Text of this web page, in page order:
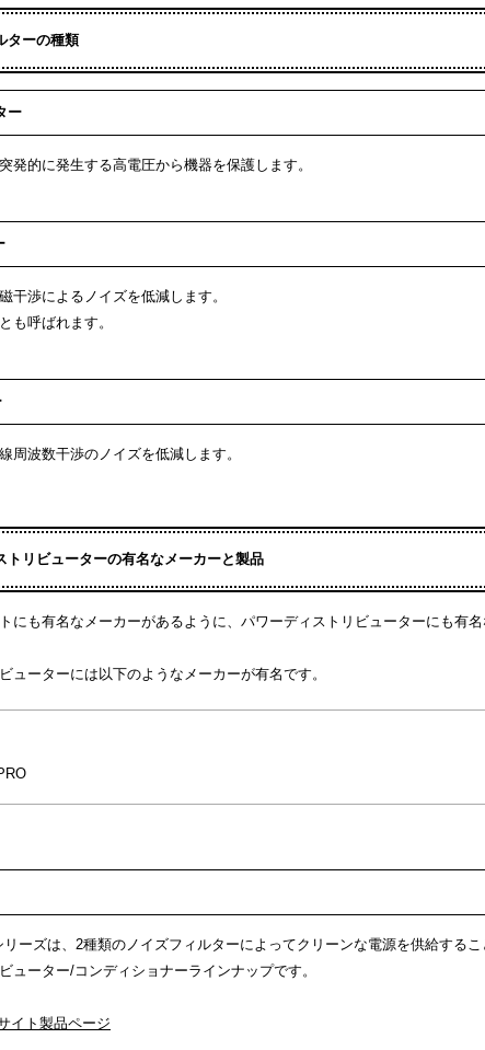
ターの種類
ー
発的に発生する高電圧から機器を保護します。
干渉によるノイズを低減します。
も呼ばれます。
周波数干渉のノイズを低減します。
トリビューターの有名なメーカーと製品
にも有名なメーカーがあるように、パワーディストリビューターにも有名
ューターには以下のようなメーカーが有名です。
リーズは、2種類のノイズフィルターによってクリーンな電源を供給する
ューター/コンディショナーラインナップです。
イト製品ページ